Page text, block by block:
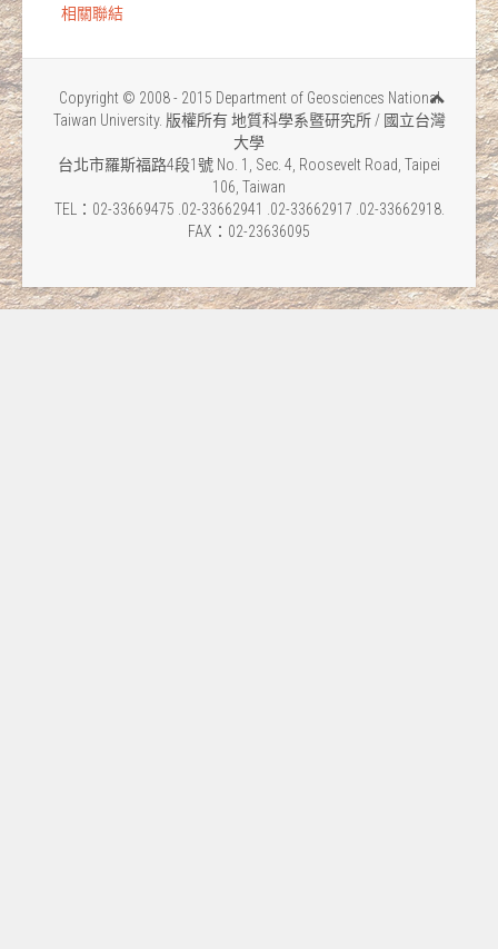
相關聯結
Copyright © 2008 - 2015 Department of Geosciences National
Taiwan University. 版權所有 地質科學系暨研究所 / 國立台灣
大學
台北市羅斯福路4段1號 No. 1, Sec. 4, Roosevelt Road, Taipei
106, Taiwan
TEL：02-33669475 .02-33662941 .02-33662917 .02-33662918.
FAX：02-23636095